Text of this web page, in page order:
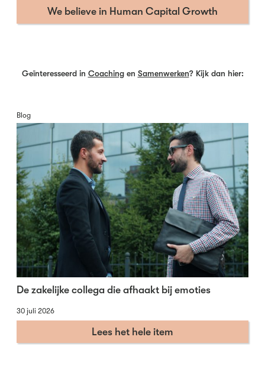
We believe in Human Capital Growth
Geïnteresseerd in Coachingen Samenwerken? Kijk dan hier:
Blog
De zakelijke collega die afhaakt bij emoties
30 juli 2026
Lees het hele item